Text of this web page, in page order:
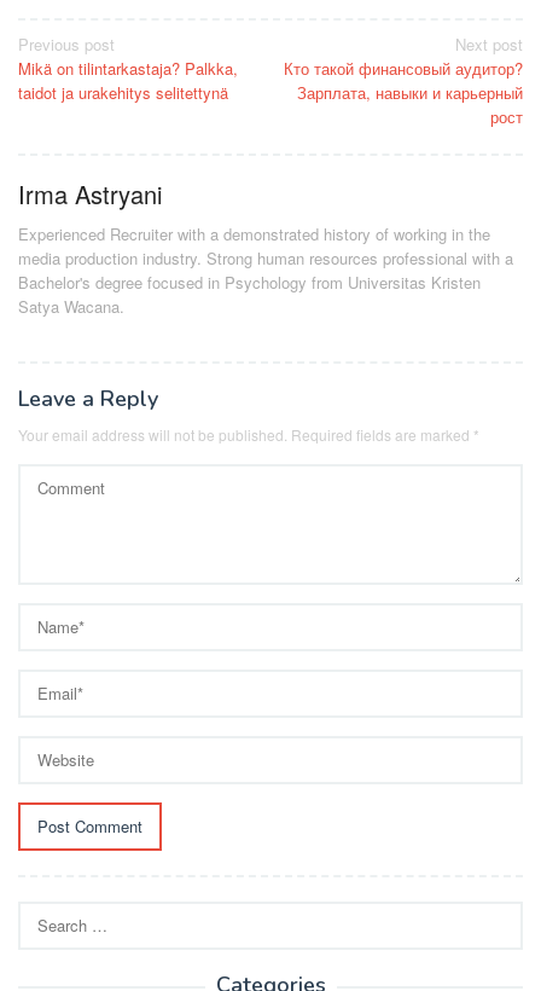
Post
navigation
Previous post
Mikä on tilintarkastaja? Palkka,
taidot ja urakehitys selitettynä
Next post
Кто такой финансовый аудитор?
Зарплата, навыки и карьерный
рост
Irma Astryani
Experienced Recruiter with a demonstrated history of working in the
media production industry. Strong human resources professional with a
Bachelor's degree focused in Psychology from Universitas Kristen
Satya Wacana.
Leave a Reply
Your email address will not be published. Required fields are marked *
for:
Categories